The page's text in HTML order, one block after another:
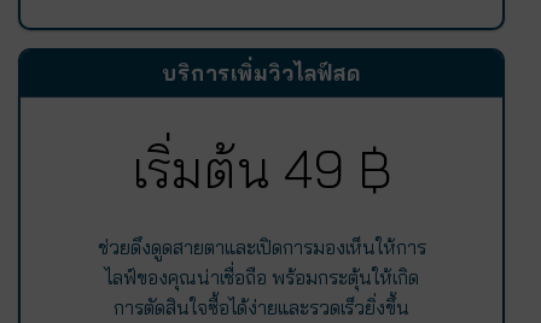
บริการเพิ่มวิวไลฟ์สด
เริ่มต้น 49 ฿
ช่วยดึงดูดสายตาและเปิดการมองเห็นให้การ
ไลฟ์ของคุณน่าเชื่อถือ พร้อมกระตุ้นให้เกิด
การตัดสินใจซื้อได้ง่ายและรวดเร็วยิ่งขึ้น